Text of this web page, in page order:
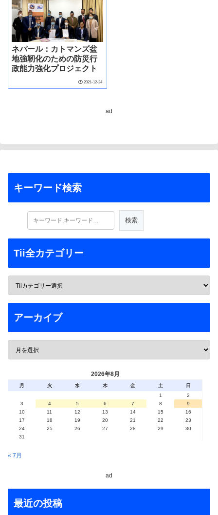
ネパール：カトマンズ盆
地強靭化のための防災行
政能力強化プロジェクト
2021-12-24
ad
キーワード検索
Tii全カテゴリー
アーカイブ
2026年8月
月 火 水 木 金 土
日
1
2
3
4 5 6 7 8
9
10
11 12 13 14 15
16
17
18 19 20 21 22
23
24
25 26 27 28 29
30
31
« 7月
ad
最近の投稿